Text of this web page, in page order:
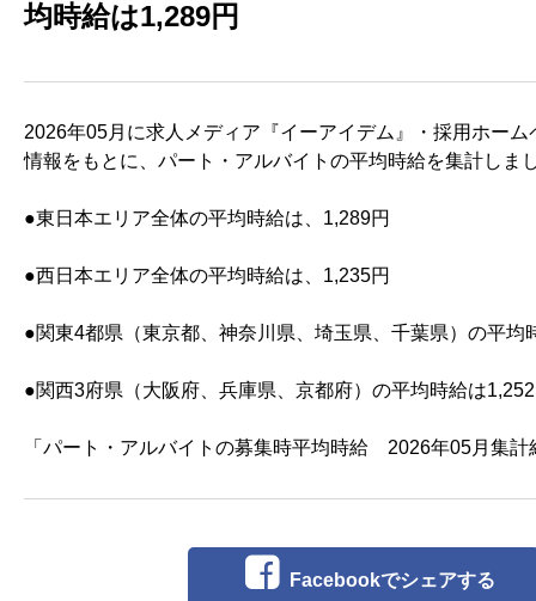
均時給は1,289円
2026年05月に求人メディア『イーアイデム』・採用ホー
情報をもとに、パート・アルバイトの平均時給を集計しま
●東日本エリア全体の平均時給は、1,289円
●西日本エリア全体の平均時給は、1,235円
●関東4都県（東京都、神奈川県、埼玉県、千葉県）の平均
●関西3府県（大阪府、兵庫県、京都府）の平均時給は
「パート・アルバイトの募集時平均時給 2026年05月集計
Facebookでシェアする